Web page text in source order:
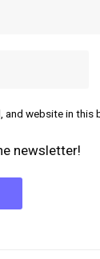
and website in
newsletter!